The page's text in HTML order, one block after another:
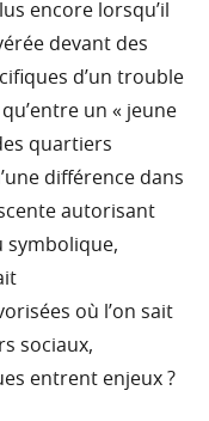
encore lorsqu’il
devant des
d’un trouble
un « jeune
quartiers
différence dans
autorisant
symbolique,
où l’on sait
sociaux,
entrent enjeux ?